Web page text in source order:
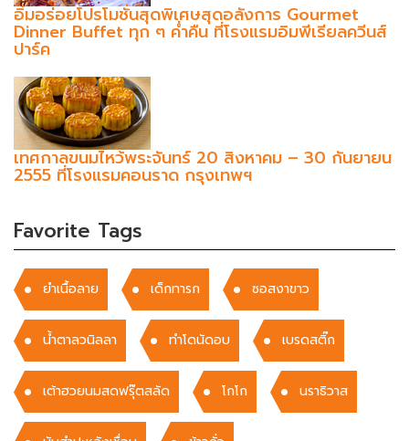
อิ่มอร่อยโปรโมชั่นสุดพิเศษสุดอลังการ Gourmet
Dinner Buffet ทุก ๆ ค่ำคืน ที่โรงแรมอิมพีเรียลควีนส์
ปาร์ค
เทศกาลขนมไหว้พระจันทร์ 20 สิงหาคม – 30 กันยายน
2555 ที่โรงแรมคอนราด กรุงเทพฯ
Favorite Tags
ยำเนื้อลาย เด็กทารก ซอสงาขาว
น้ำตาลวนิลลา ทำโดนัดอบ เบรดสติ๊ก
เต้าฮวยนมสดฟรุ๊ตสลัด โกโก นราธิวาส